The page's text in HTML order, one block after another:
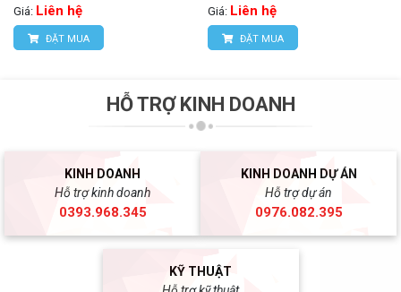
Giá: Liên hệ
ĐẶT MUA
Giá: Liên hệ
ĐẶT MUA
HỖ TRỢ KINH DOANH
KINH DOANH
Hỗ trợ kinh doanh
0393.968.345
KINH DOANH DỰ ÁN
Hỗ trợ dự án
0976.082.395
KỸ THUẬT